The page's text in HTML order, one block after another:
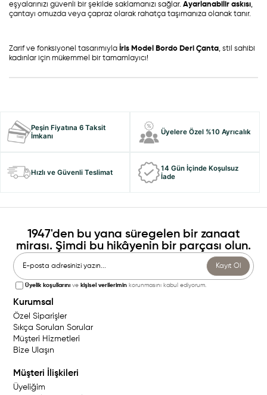
eşyalarınızı güvenli bir şekilde saklamanızı sağlar. Ayarlanabilir askısı,
çantayı omuzda veya çapraz olarak rahatça taşımanıza olanak tanır.
Zarif ve fonksiyonel tasarımıyla İris Model Bordo Deri Çanta, stil sahibi
kadınlar için mükemmel bir tamamlayıcı!
Peşin Fiyatına 6 Taksit
İmkanı
Üyelere Özel %10 Ayrıcalık
Hızlı ve Güvenli Teslimat
14 Gün İçinde Koşulsuz
İade
1947'den bu yana süregelen bir zanaat
mirası. Şimdi bu hikâyenin bir parçası olun.
Kayıt Ol
Üyelik koşullarını ve kişisel verilerimin korunmasını kabul ediyorum.
Kurumsal
Özel Siparişler
Sıkça Sorulan Sorular
Müşteri Hizmetleri
Bize Ulaşın
Müşteri İlişkileri
Üyeliğim